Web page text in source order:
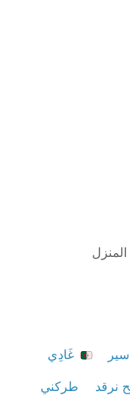
المنزل
غَادِي
نرقد
طركني